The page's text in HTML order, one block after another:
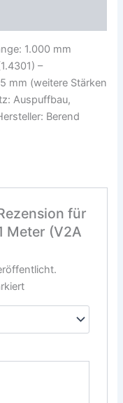
1.000 mm
–
mm (weitere Stärken
Auspuffbau,
Berend
für
Meter (V2A